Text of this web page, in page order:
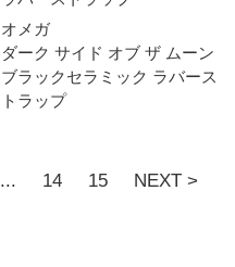
オメガ
ダーク サイド オブ ザ ムー ン
ブラックセラミック ラバース
トラッ プ
... 14 15 NEXT >